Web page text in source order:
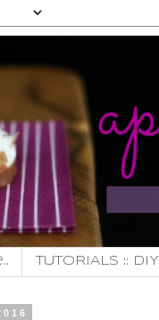
TUTORIALS :: DIY